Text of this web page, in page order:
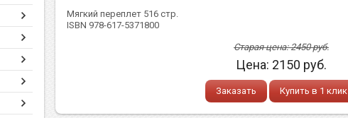
Мягкий переплет 516 стр.
ISBN 978-617-5371800
Старая цена:2450руб.
Цена: 2150 руб.
Заказать Купить в 1 клик